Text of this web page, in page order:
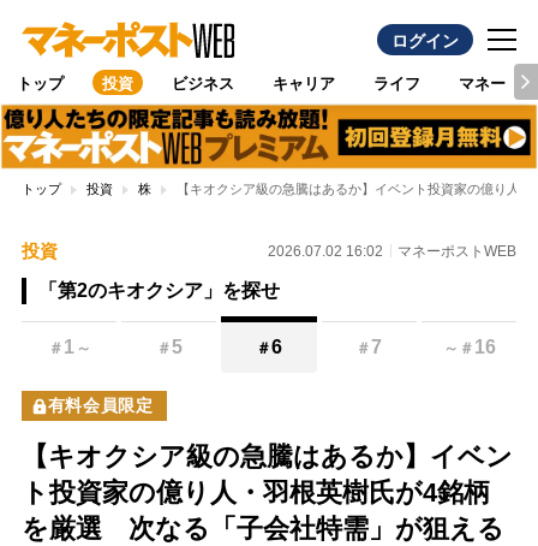
ログイン
トップ 投資 ビジネス キャリア ライフ マネー
トップ 投資 株 【キオクシア級の急騰はあるか】イベント投資家の億り
投資 2026.07.02 16:02 マネーポストWEB
「第2のキオクシア」を探せ
＃ 1 ～ ＃5 ＃6 ＃7 ～ ＃ 16
有料会員限定
【キオクシア級の急騰はあるか】イベン
ト投資家の億り人・羽根英樹氏が4銘柄
を厳選 次なる「子会社特需」が狙える